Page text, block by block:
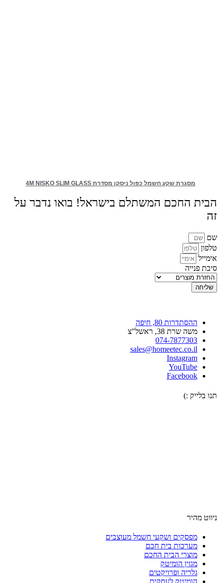
מסגרת שקע חשמל כפול ניסקו מסדרת 4M NISKO SLIM GLASS
הבית החכם המשתלם בישראל! בואו נדבר על
זה
שם
טלפון
אימייל
סיבת פנייה
שליחה
ההסתדרות 80, חיפה
משה שרת 38, ראשל"צ
074-7877303
sales@homeetec.co.il
Instagram
YouTube
Facebook
תנו בלייק :)
ניווט מהיר
מפסקים ושקעי חשמל מעוצבים
מערכות בית חכם
מוצרי הבית החכם
מגזין הומיטק
גלריה ופרויקטים